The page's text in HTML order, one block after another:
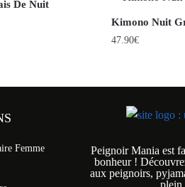
De Nuit
Kimono Nuit
47.90€
Femme
Peignoir Mania est
bonheur !
aux peignoirs,
plein